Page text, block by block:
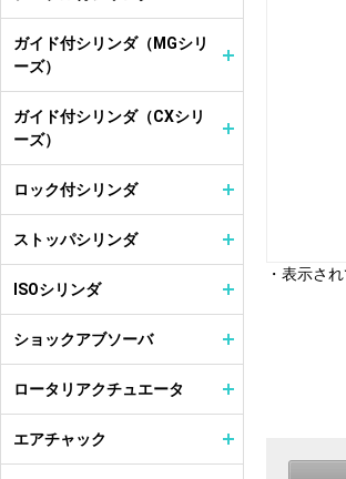
・表示さ
ガイド付シリンダ（MGシリ
ーズ）
ガイド付シリンダ（CXシリ
ーズ）
ロック付シリンダ
ストッパシリンダ
ISOシリンダ
ショックアブソーバ
ロータリアクチュエータ
エアチャック